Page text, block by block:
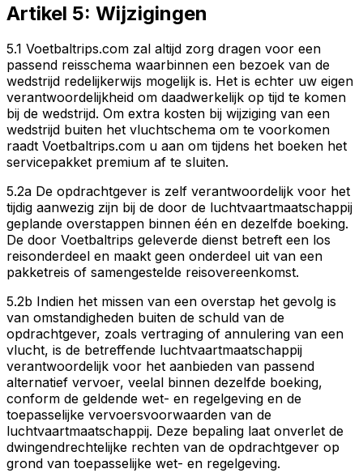
Artikel 5: Wijzigingen
5.1 Voetbaltrips.com zal altijd zorg dragen voor een
passend reisschema waarbinnen een bezoek van de
wedstrijd redelijkerwijs mogelijk is. Het is echter uw eigen
verantwoordelijkheid om daadwerkelijk op tijd te komen
bij de wedstrijd. Om extra kosten bij wijziging van een
wedstrijd buiten het vluchtschema om te voorkomen
raadt Voetbaltrips.com u aan om tijdens het boeken het
servicepakket premium af te sluiten.
5.2a De opdrachtgever is zelf verantwoordelijk voor het
tijdig aanwezig zijn bij de door de luchtvaartmaatschappij
geplande overstappen binnen één en dezelfde boeking.
De door Voetbaltrips geleverde dienst betreft een los
reisonderdeel en maakt geen onderdeel uit van een
pakketreis of samengestelde reisovereenkomst.
5.2b Indien het missen van een overstap het gevolg is
van omstandigheden buiten de schuld van de
opdrachtgever, zoals vertraging of annulering van een
vlucht, is de betreffende luchtvaartmaatschappij
verantwoordelijk voor het aanbieden van passend
alternatief vervoer, veelal binnen dezelfde boeking,
conform de geldende wet- en regelgeving en de
toepasselijke vervoersvoorwaarden van de
luchtvaartmaatschappij. Deze bepaling laat onverlet de
dwingendrechtelijke rechten van de opdrachtgever op
grond van toepasselijke wet- en regelgeving.